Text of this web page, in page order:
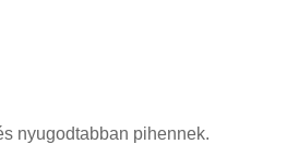
nyugodtabban pihennek.